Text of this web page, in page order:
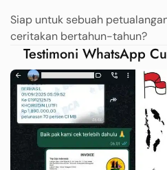
Siap untuk sebuah
ceritakan bertahun-tahun?
Testimoni WhatsApp